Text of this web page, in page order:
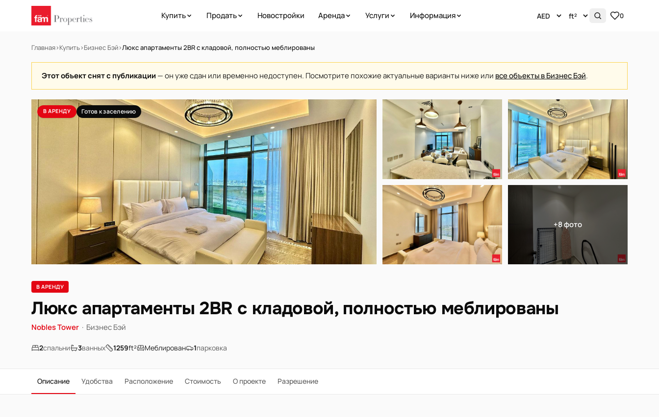
Купить Продать Новостройки Аренда Услуги Информация 0
Главная›Купить›Бизнес Бэй›Люкс апартаменты 2BR с кладовой, полностью меблированы
Этот объект снят с публикации — он уже сдан или временно недоступен. Посмотрите похожие актуальные варианты ниже или все объекты в Бизнес Бэй.
В АРЕНДУ Готов к заселению
+8 фото
В АРЕНДУ
Люкс апартаменты 2BR с кладовой, полностью меблированы
Nobles Tower · Бизнес Бэй
2спальни 3ванных 1259ft² Меблирован 1парковка
Описание Удобства Расположение Стоимость О проекте Разрешение